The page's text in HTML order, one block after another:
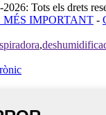
Tots els drets
MÉS IMPORTANT -
,